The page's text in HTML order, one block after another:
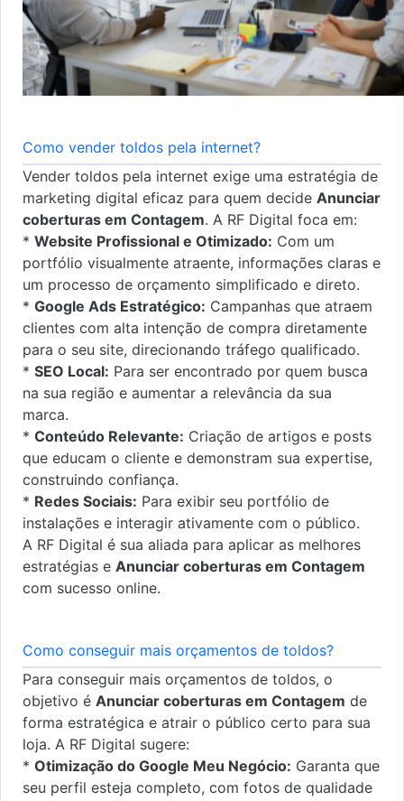
Como vender toldos pela internet?
Vender toldos pela internet exige uma estratégia de
marketing digital eficaz para quem decide Anunciar
coberturas em Contagem. A RF Digital foca em:
* Website Profissional e Otimizado: Com um
portfólio visualmente atraente, informações claras e
um processo de orçamento simplificado e direto.
* Google Ads Estratégico: Campanhas que atraem
clientes com alta intenção de compra diretamente
para o seu site, direcionando tráfego qualificado.
* SEO Local: Para ser encontrado por quem busca
na sua região e aumentar a relevância da sua
marca.
* Conteúdo Relevante: Criação de artigos e posts
que educam o cliente e demonstram sua expertise,
construindo confiança.
* Redes Sociais: Para exibir seu portfólio de
instalações e interagir ativamente com o público.
A RF Digital é sua aliada para aplicar as melhores
estratégias e Anunciar coberturas em Contagem
com sucesso online.
Como conseguir mais orçamentos de toldos?
Para conseguir mais orçamentos de toldos, o
objetivo é Anunciar coberturas em Contagem de
forma estratégica e atrair o público certo para sua
loja. A RF Digital sugere:
* Otimização do Google Meu Negócio: Garanta que
seu perfil esteja completo, com fotos de qualidade